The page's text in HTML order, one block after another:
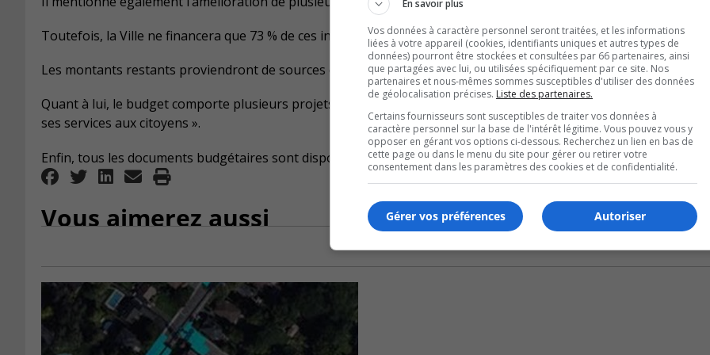
Toutefois, la Ville ne financera que 73 % de ces investissements.
Les montants restants proviendront de sources de financement externes, dont des subventions.
Quant à lui, le budget comporte plusieurs projets spéciaux qui permettront à la Ville de « poursuivre
ses services aux citoyens ».
Enfin, tous les documents budgétaires sont disponibles sur le site web de la Ville de Sainte-Julie.
Vous aimerez aussi
En savoir plus
Vos données à caractère personnel seront traitées, et les informations
liées à votre appareil (cookies, identifiants uniques et autres types de
données) pourront être stockées et consultées par 66 partenaires, ainsi
que partagées avec lui, ou utilisées spécifiquement par ce site. Nos
partenaires et nous-mêmes sommes susceptibles d'utiliser des données
de géolocalisation précises. Liste des partenaires.
Certains fournisseurs sont susceptibles de traiter vos données à
caractère personnel sur la base de l'intérêt légitime. Vous pouvez vous y
opposer en gérant vos options ci-dessous. Recherchez un lien en bas de
cette page ou dans le menu du site pour gérer ou retirer votre
consentement dans les paramètres des cookies et de confidentialité.
Autoriser
Gérer vos préférences